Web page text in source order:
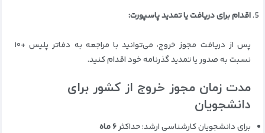
اقدام برای دریافت یا تمدید پاسپورت:
پس از دریافت مجوز خروج، می‌توانید با مراجعه به دفاتر پلیس +۱۰
نسبت به صدور یا تمدید گذرنامه خود اقدام کنید.
مدت زمان مجوز خروج از کشور برای
دانشجویان
برای دانشجویان کارشناسی ارشد: حداکثر۶ ماه